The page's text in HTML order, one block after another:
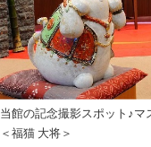
当館の記念撮影スポット♪マ
＜福猫 大将＞